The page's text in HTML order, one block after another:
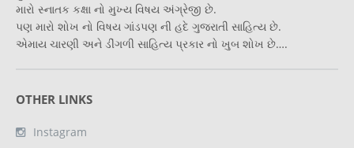
મારો સ્નાતક કક્ષા નો મુખ્ય વિષય અંગ્રેજી છે.
પણ મારો શોખ નો વિષય ગાંડપણ ની હદે ગુજરાતી સાહિત્ય છે.
એમાય ચારણી અને ડીંગળી સાહિત્ય પ્રકાર નો ખુબ શોખ છે….
OTHER LINKS
Instagram